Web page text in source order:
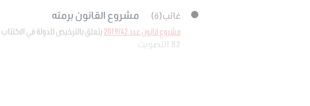
غائب(ة) مشروع القانون برمته
مشروع قانون عدد 2019/42
يتعلق بالترخيص للدولة في
82 التصويت